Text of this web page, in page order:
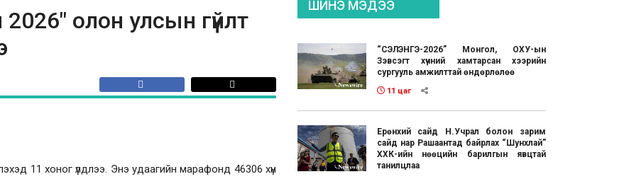
олон улсын гүйлт
11 хоног үлдлээ. Энэ удаагийн марафонд 46306 хүн
ШИНЭ МЭДЭЭ
“СЭЛЭНГЭ-2026” Монгол, ОХУ-ын
Зэвсэгт хүчний хамтарсан хээрийн
сургууль амжилттай өндөрлөлөө
11 цаг
Ерөнхий сайд Н.Учрал болон зарим
сайд нар Рашаантад байрлах “Шунхлай”
ХХК-ийн нөөцийн барилгын явцтай
танилцлаа